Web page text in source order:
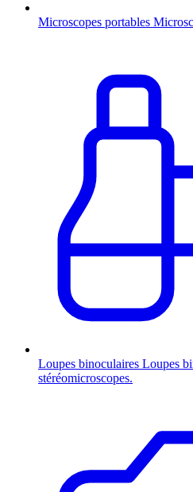
Microscopes portables
Loupes binoculaires Loupes
stéréomicroscopes.